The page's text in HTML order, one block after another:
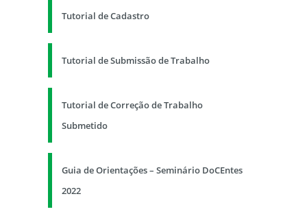
Tutorial de Cadastro
Tutorial de Submissão de Trabalho
Tutorial de Correção de Trabalho
Submetido
Guia de Orientações – Seminário DoCEntes
2022